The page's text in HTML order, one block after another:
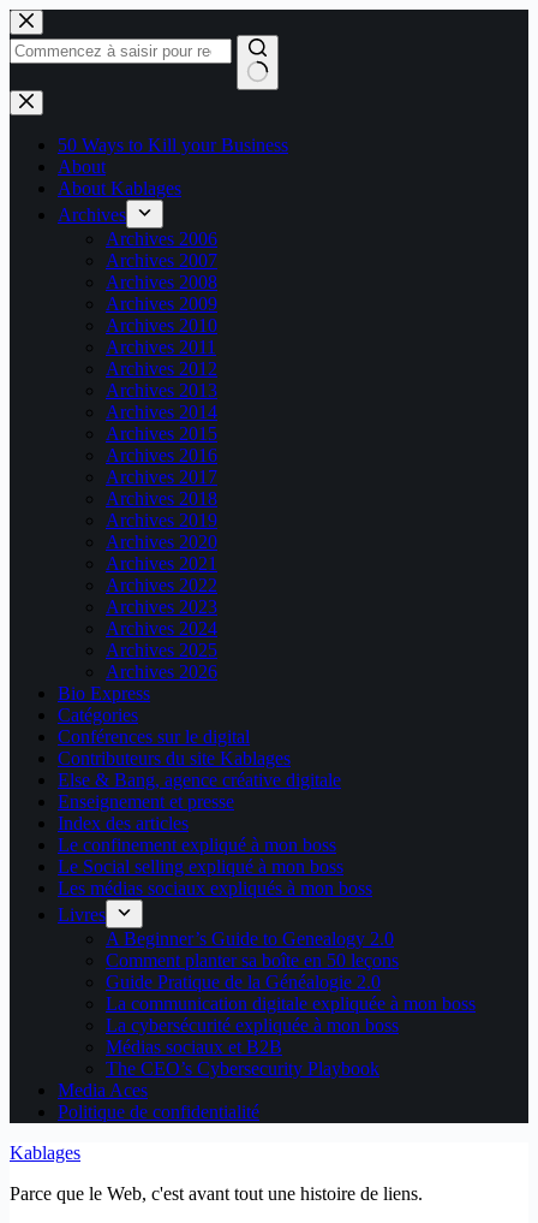
Passer
au
contenu
Aucun
résultat
50 Ways to Kill your Business
About
About Kablages
Archives
Archives 2006
Archives 2007
Archives 2008
Archives 2009
Archives 2010
Archives 2011
Archives 2012
Archives 2013
Archives 2014
Archives 2015
Archives 2016
Archives 2017
Archives 2018
Archives 2019
Archives 2020
Archives 2021
Archives 2022
Archives 2023
Archives 2024
Archives 2025
Archives 2026
Bio Express
Catégories
Conférences sur le digital
Contributeurs du site Kablages
Else & Bang, agence créative digitale
Enseignement et presse
Index des articles
Le confinement expliqué à mon boss
Le Social selling expliqué à mon boss
Les médias sociaux expliqués à mon boss
Livres
A Beginner’s Guide to Genealogy 2.0
Comment planter sa boîte en 50 leçons
Guide Pratique de la Généalogie 2.0
La communication digitale expliquée à mon boss
La cybersécurité expliquée à mon boss
Médias sociaux et B2B
The CEO’s Cybersecurity Playbook
Media Aces
Politique de confidentialité
Kablages
Parce que le Web, c'est avant tout une histoire de liens.